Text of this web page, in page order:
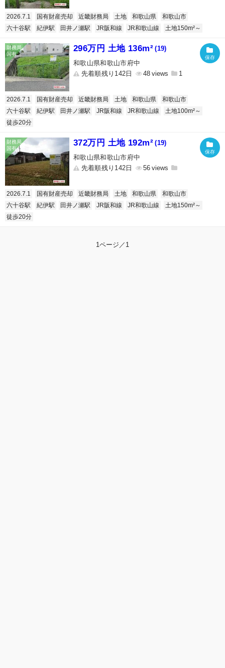
2026.7.1 国有財産売却 近畿財務局 土地 和歌山県
和歌山市
六十谷駅
紀伊駅 田井ノ瀬駅 JR阪和線 JR和歌山線 土地150m²～
296万円 土地 136m² (19)
和歌山県和歌山市府中
先着順残り142日
48 1
2026.7.1 国有財産売却 近畿財務局 土地 和歌山県
和歌山市
六十谷駅
紀伊駅 田井ノ瀬駅 JR阪和線 JR和歌山線
土地100m²～
徒歩20分
372万円 土地 192m² (19)
和歌山県和歌山市府中
先着順残り142日
56
2026.7.1 国有財産売却 近畿財務局 土地 和歌山県
和歌山市
六十谷駅
紀伊駅 田井ノ瀬駅 JR阪和線 JR和歌山線
土地150m²～
徒歩20分
1ページ／1